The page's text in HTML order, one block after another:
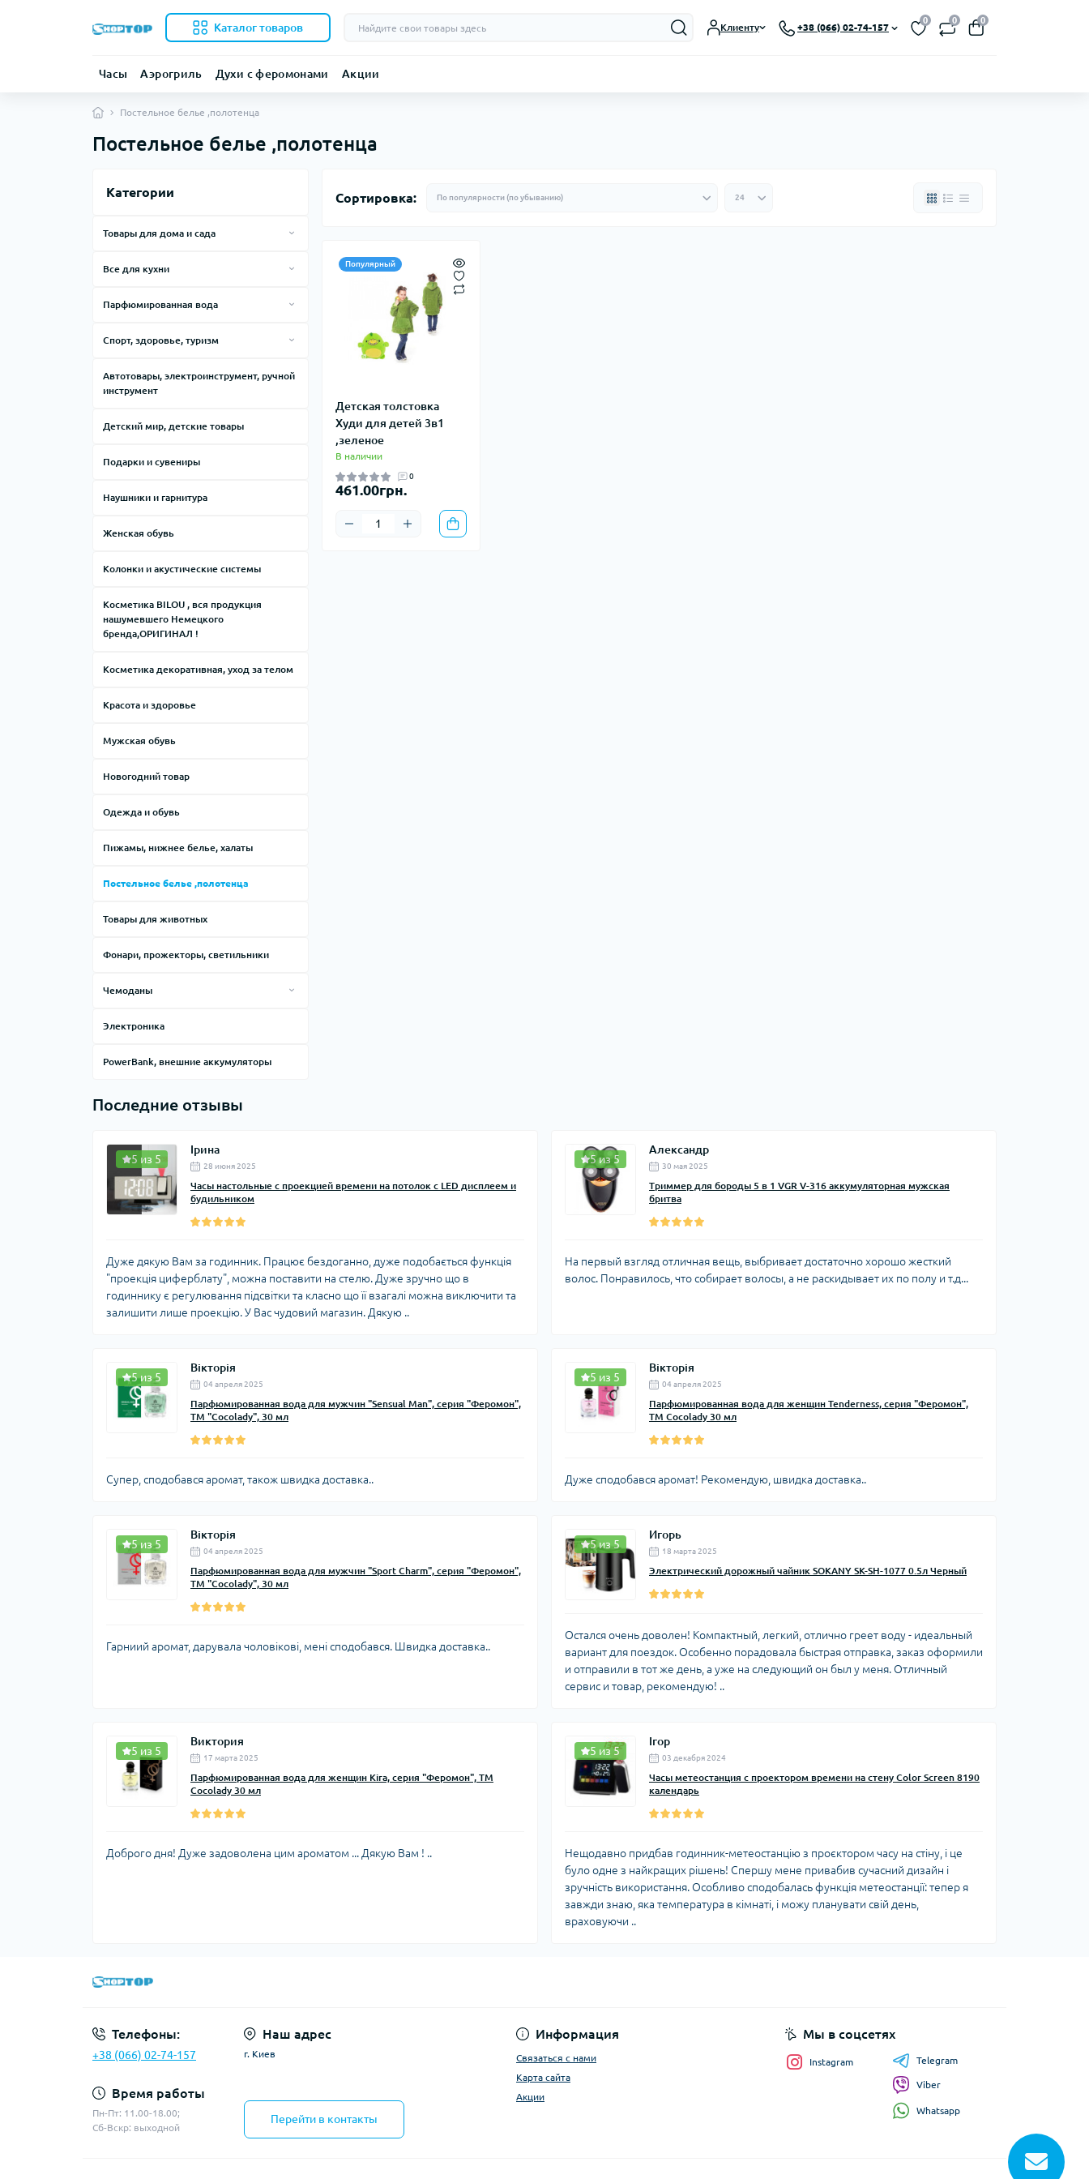
Каталог товаров Клиенту +38 (066) 02-74-157
0 0 0
Часы Аэрогриль Духи с феромонами Акции
Постельное белье ,полотенца
Постельное белье ,полотенца
Категории
Товары для дома и сада
Шланги для полива
Все для кухни
Парфюмированная вода
Парфюмированная вода Cocolady
Парфюмированная вода Cocolady
Cocolady
Парфюмерные масла Cocolady
Ароматические диффузоры Mira
Max
мл
Парфюмированный спрей для
Парфюмированный спрей для тела
Спорт, здоровье, туризм
Автотовары, электроинструмент, ручной
инструмент
Детский мир, детские товары
Подарки и сувениры
Наушники и гарнитура
Женская обувь
Колонки и акустические системы
Косметика BILOU , вся продукция
нашумевшего Немецкого
бренда,ОРИГИНАЛ !
Косметика декоративная, уход за телом
Красота и здоровье
Мужская обувь
Новогодний товар
Одежда и обувь
Пижамы, нижнее белье, халаты
Постельное белье ,полотенца
Товары для животных
Фонари, прожекторы, светильники
Чемоданы
Электроника
PowerBank, внешние аккумуляторы
Сортировка:
Популярный
Детская толстовка
Худи для детей 3в1
,зеленое
В наличии
0
461.00грн.
Последние отзывы
5 из 5
Ірина
28 июня 2025
Часы настольные с проекцией времени на потолок с LED дисплеем и
будильником
Дуже дякую Вам за годинник. Працює бездоганно, дуже подобається функція
"проекція циферблату", можна поставити на стелю. Дуже зручно що в
годиннику є регулювання підсвітки та класно що її взагалі можна виключити та
залишити лише проекцію. У Вас чудовий магазин. Дякую ..
5 из 5
Александр
30 мая 2025
Триммер для бороды 5 в 1 VGR V-316 аккумуляторная мужская
бритва
На первый взгляд отличная вещь, выбривает достаточно хорошо жесткий
волос. Понравилось, что собирает волосы, а не раскидывает их по полу и т.д...
5 из 5
Вікторія
04 апреля 2025
Парфюмированная вода для мужчин "Sensual Man", серия "Феромон",
ТМ "Cocolady", 30 мл
Супер, сподобався аромат, також швидка доставка..
5 из 5
Вікторія
04 апреля 2025
Парфюмированная вода для женщин Tenderness, серия "Феромон",
ТМ Cocolady 30 мл
Дуже сподобався аромат! Рекомендую, швидка доставка..
5 из 5
Вікторія
04 апреля 2025
Парфюмированная вода для мужчин "Sport Charm", серия "Феромон",
ТМ "Cocolady", 30 мл
Гарниий аромат, дарувала чоловікові, мені сподобався. Швидка доставка..
5 из 5
Игорь
18 марта 2025
Электрический дорожный чайник SOKANY SK-SH-1077 0.5л Черный
Остался очень доволен! Компактный, легкий, отлично греет воду - идеальный
вариант для поездок. Особенно порадовала быстрая отправка, заказ оформили
и отправили в тот же день, а уже на следующий он был у меня. Отличный
сервис и товар, рекомендую! ..
5 из 5
Виктория
17 марта 2025
Парфюмированная вода для женщин Kira, серия "Феромон", ТМ
Cocolady 30 мл
Доброго дня! Дуже задоволена цим ароматом ... Дякую Вам ! ..
5 из 5
Ігор
03 декабря 2024
Часы метеостанция с проектором времени на стену Color Screen 8190
календарь
Нещодавно придбав годинник-метеостанцію з проєктором часу на стіну, і це
було одне з найкращих рішень! Спершу мене привабив сучасний дизайн і
зручність використання. Особливо сподобалась функція метеостанції: тепер я
завжди знаю, яка температура в кімнаті, і можу планувати свій день,
враховуючи ..
Телефоны:
+38 (066) 02-74-157
Время работы
Пн-Пт: 11.00-18.00;
Сб-Вскр: выходной
Наш адрес
г. Киев
Перейти в контакты
Информация
Связаться с нами
Карта сайта
Акции
Мы в соцсетях
Instagram Telegram
Viber
Whatsapp